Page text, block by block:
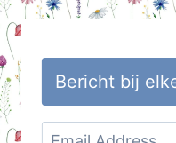
Bericht bij
Email